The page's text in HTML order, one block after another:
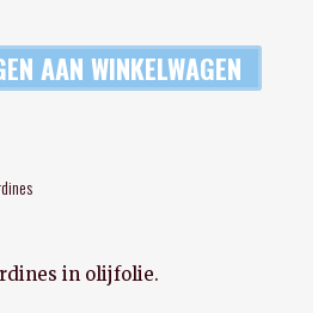
AAN WINKELWAGEN
in olijfolie.